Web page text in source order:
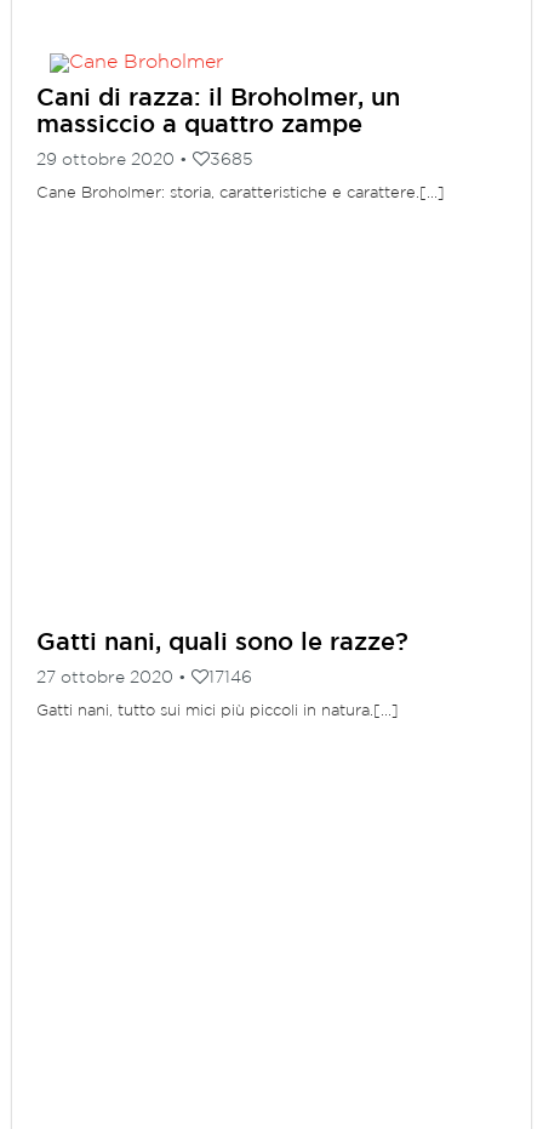
Cani di razza: il Broholmer, un
massiccio a quattro zampe
29 ottobre 2020 • 3685
Cane Broholmer: storia, caratteristiche e carattere.[...]
Gatti nani, quali sono le razze?
27 ottobre 2020 • 17146
Gatti nani, tutto sui mici più piccoli in natura.[...]